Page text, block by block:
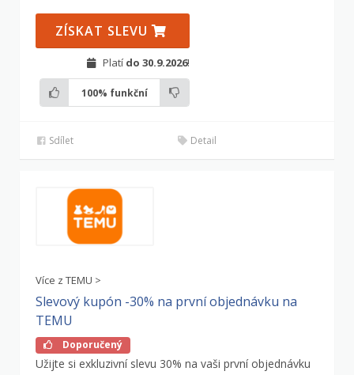
ZÍSKAT SLEVU
Platí do 30.9.2026!
100% funkční
Sdílet Detail
Více z TEMU >
Slevový kupón -30% na první objednávku na
TEMU
Doporučený
Užijte si exkluzivní slevu 30% na vaši první objednávku